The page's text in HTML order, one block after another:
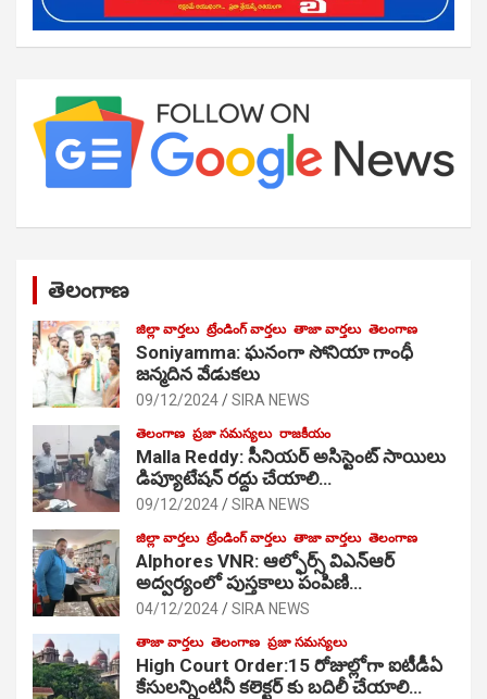
తెలంగాణ
జిల్లా వార్తలు ట్రేండింగ్ వార్తలు తాజా వార్తలు తెలంగాణ
Soniyamma: ఘ‌నంగా సోనియా గాంధీ
జ‌న్మ‌దిన వేడుక‌లు
09/12/2024 SIRA NEWS
తెలంగాణ ప్రజా సమస్యలు రాజకీయం
Malla Reddy: సీనియర్ అసిస్టెంట్ సాయిలు
డిప్యూటేషన్ రద్దు చేయాలి…
09/12/2024 SIRA NEWS
జిల్లా వార్తలు ట్రేండింగ్ వార్తలు తాజా వార్తలు తెలంగాణ
Alphores VNR: ఆల్ఫోర్స్ విఎన్ఆర్
అద్వర్యంలో పుస్తకాలు పంపిణి…
04/12/2024 SIRA NEWS
తాజా వార్తలు తెలంగాణ ప్రజా సమస్యలు
High Court Order:15 రోజుల్లోగా ఐటీడీఏ
కేసులన్నింటినీ కలెక్టర్ కు బదిలీ చేయాలి…